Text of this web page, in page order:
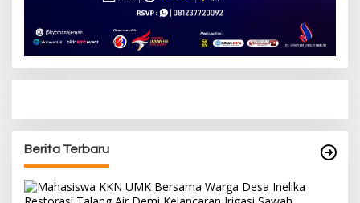
Berita Terbaru